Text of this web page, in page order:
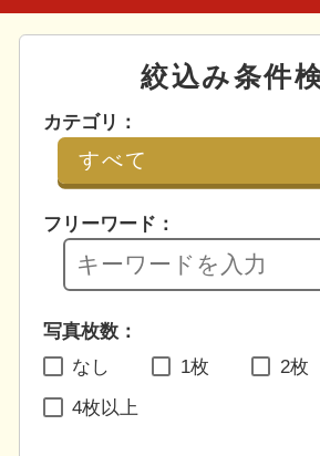
絞込み条件
カテゴリ：
フリーワード：
写真枚数：
なし
1枚 2枚
4枚以上